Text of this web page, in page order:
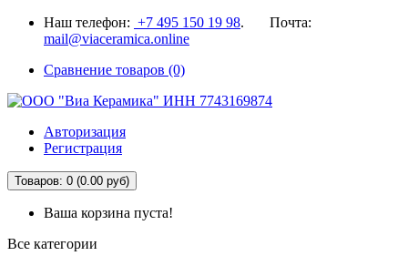
Наш телефон: +7 495 150 19 98. Почта:
mail@viaceramica.online
Сравнение товаров (0)
Авторизация
Регистрация
Товаров: 0 (0.00 руб)
Ваша корзина пуста!
Все категории